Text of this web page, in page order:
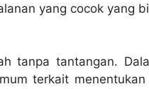
yang cocok yang
tanpa tantangan.
terkait